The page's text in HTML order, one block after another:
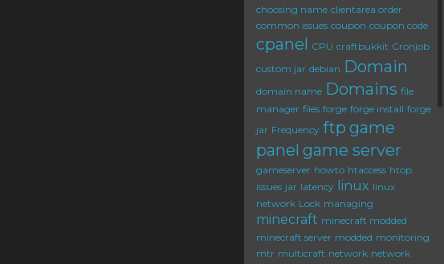
choosing name clientarea order
common issues coupon coupon code
cpanel CPU craftbukkit Cronjob
custom jar debian Domain
domain name Domains file
manager files forge forge install forge
jar Frequency ftp game
panel game server
gameserver howto htaccess htop
issues jar latency linux linux
network Lock managing
minecraft minecraft modded
minecraft server modded monitoring
mtr multicraft network network